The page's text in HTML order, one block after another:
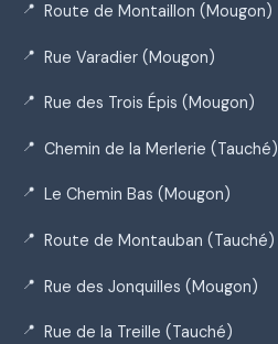
Route de Montaillon (Mougon)
Rue Varadier (Mougon)
Rue des Trois Épis (Mougon)
Chemin de la Merlerie (Tauché)
Le Chemin Bas (Mougon)
Route de Montauban (Tauché)
Rue des Jonquilles (Mougon)
Rue de la Treille (Tauché)